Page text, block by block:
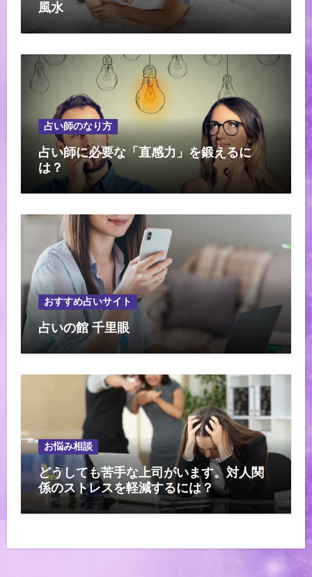
風水
占い師のなり方
占い師に必要な「直感力」を鍛えるに
は？
おすすめ占いサイト
占いの館 千里眼
お悩み相談
どうしても苦手な上司がいます。対人関
係のストレスを軽減するには？